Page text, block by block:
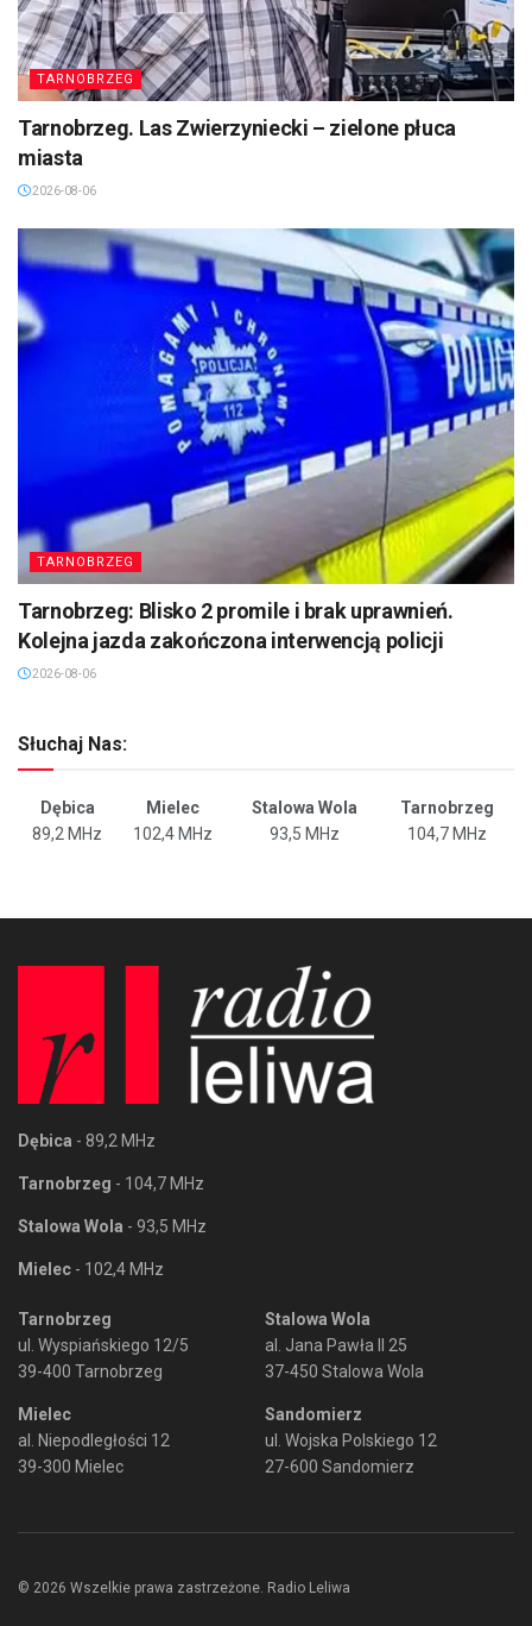
TARNOBRZEG
Tarnobrzeg. Las Zwierzyniecki – zielone płuca
miasta
2026-08-06
TARNOBRZEG
Tarnobrzeg: Blisko 2 promile i brak uprawnień.
Kolejna jazda zakończona interwencją policji
2026-08-06
Słuchaj Nas:
Dębica Mielec Stalowa Wola
Tarnobrzeg
89,2 MHz
102,4 MHz 93,5 MHz 104,7 MHz
Dębica - 89,2 MHz
Tarnobrzeg - 104,7 MHz
Stalowa Wola - 93,5 MHz
Mielec - 102,4 MHz
Tarnobrzeg
ul. Wyspiańskiego 12/5
39-400 Tarnobrzeg
Mielec
al. Niepodległości 12
39-300 Mielec
Stalowa Wola
al. Jana Pawła II 25
37-450 Stalowa Wola
Sandomierz
ul. Wojska Polskiego 12
27-600 Sandomierz
© 2026 Wszelkie prawa zastrzeżone. Radio Leliwa